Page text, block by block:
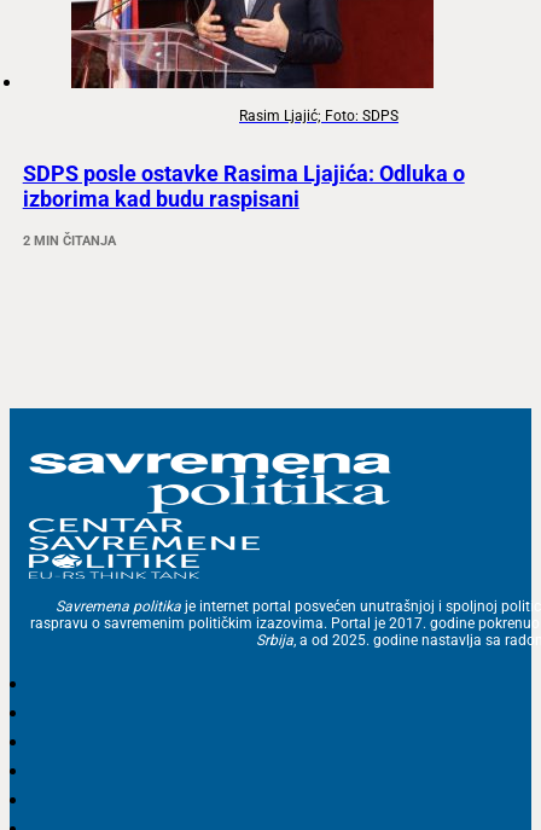
Rasim Ljajić; Foto: SDPS
SDPS posle ostavke Rasima Ljajića: Odluka o
izborima kad budu raspisani
2 MIN ČITANJA
Savremena politika je internet portal posvećen unutrašnjoj i spoljnoj
raspravu o savremenim političkim izazovima. Portal je 2017. godine
Srbija , a od 2025. godine nastavlja sa